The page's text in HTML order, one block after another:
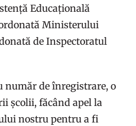
Educațională
Ministerului
de Inspectoratul
număr de înregistrare, o
școlii, făcând apel la
nostru pentru a fi